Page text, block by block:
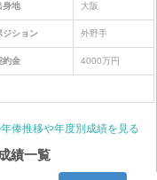
身地 大阪
ジション 外野手
約金 4000万円
俸推移や年度別成績を見る
績一覧